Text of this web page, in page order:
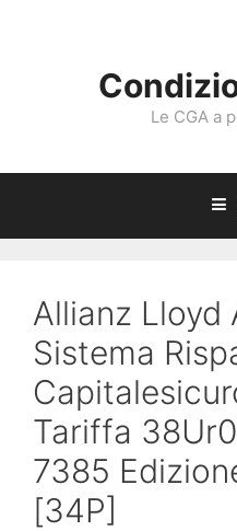
Le CGA a
Allianz Lloyd
Sistema
Tariffa
7385
[34P]